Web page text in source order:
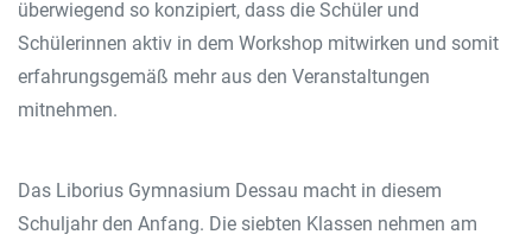
überwiegend so konzipiert, dass die Schüler und
Schülerinnen aktiv in dem Workshop mitwirken und somit
erfahrungsgemäß mehr aus den Veranstaltungen
mitnehmen.
Das Liborius Gymnasium Dessau macht in diesem
Schuljahr den Anfang. Die siebten Klassen nehmen am